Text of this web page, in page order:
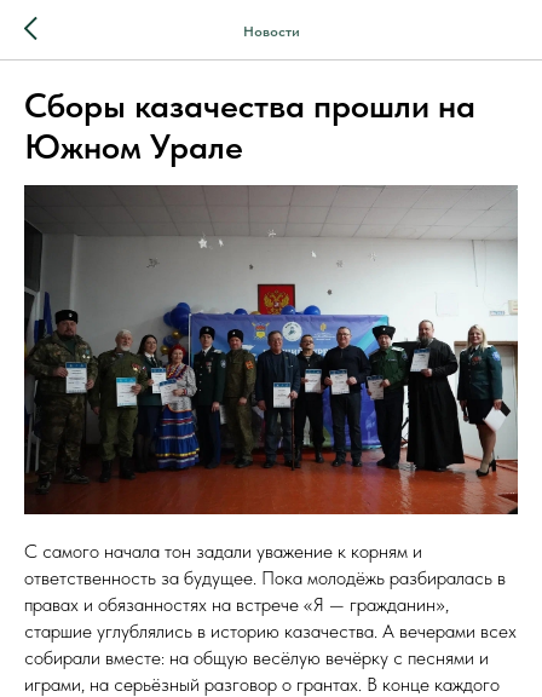
Новости
Сборы казачества прошли на
Южном Урале
С самого начала тон задали уважение к корням и
ответственность за будущее. Пока молодёжь разбиралась в
правах и обязанностях на встрече «Я — гражданин»,
старшие углублялись в историю казачества. А вечерами всех
собирали вместе: на общую весёлую вечёрку с песнями и
играми, на серьёзный разговор о грантах. В конце каждого